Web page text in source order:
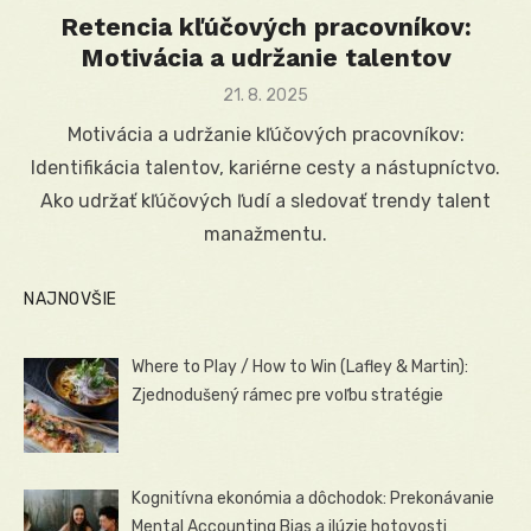
Retencia kľúčových pracovníkov:
Motivácia a udržanie talentov
Posted
21. 8. 2025
Motivácia a udržanie kľúčových pracovníkov:
Identifikácia talentov, kariérne cesty a nástupníctvo.
Ako udržať kľúčových ľudí a sledovať trendy talent
manažmentu.
NAJNOVŠIE
Where to Play / How to Win (Lafley & Martin):
Zjednodušený rámec pre voľbu stratégie
Kognitívna ekonómia a dôchodok: Prekonávanie
Mental Accounting Bias a ilúzie hotovosti